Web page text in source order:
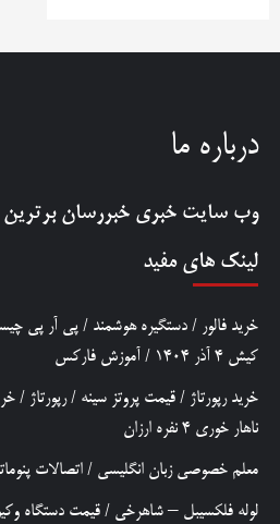
درباره ما
وب سایت خبری خبررسان برترین
لینک های مفید
خرید فالور / دستگیره هوشمند / پی آر پی
کیش 4 آذر 1404
/ آموزش فارکس
خرید رپورتاژ / قیمت پروتز سینه /رپورتاژ /
ناهار خوری 4 نفره ارزان
معلم خصوصی زبان انگلیسی / اتصالات
لوله فلکسیبل – شاهرخی / قیمت دستگاه